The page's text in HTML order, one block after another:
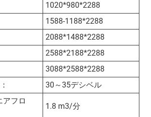
1020*980*2288
1588-1188*2288
2088*1488*2288
2588*2188*2288
3088*2588*2288
30～35デシベル
アフロ
1.8 m3/分